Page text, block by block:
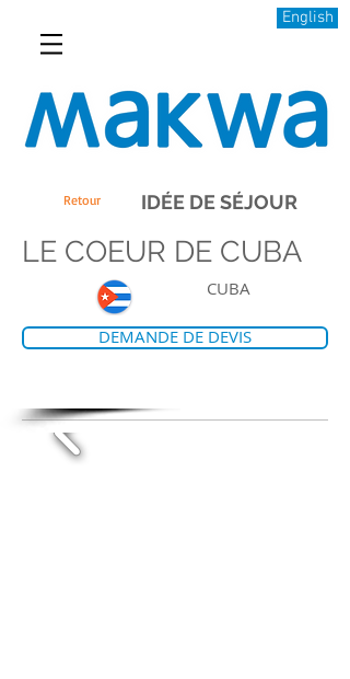
English
Retour IDÉE DE SÉJOUR
LE COEUR DE CUBA
CUBA
DEMANDE DE DEVIS